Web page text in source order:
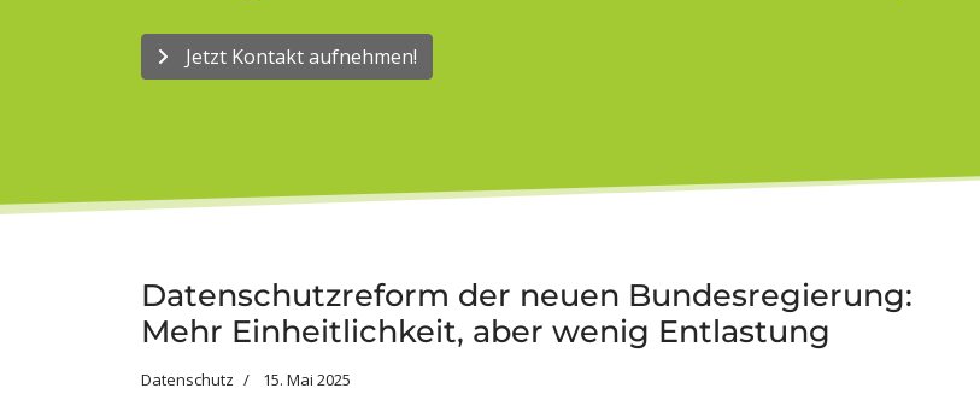
Jetzt Kontakt aufnehmen!
Datenschutzreform der neuen Bundesregierung:
Mehr Einheitlichkeit, aber wenig Entlastung
Datenschutz 15. Mai 2025